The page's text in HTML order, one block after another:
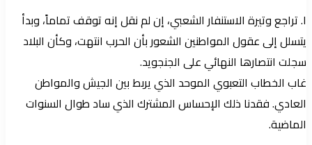
١. تراجع وتيرة الاستنفار الشعبي، إن لم نقل إنه توقف تماماً، وبدأ
يتسلل إلى عقول المواطنين الشعور بأن الحرب انتهت، وكأن البلاد
سجلت انتصارها النهائي على الجنجويد.
غاب الخطاب التعبوي الموحد الذي يربط بين الجيش والمواطن
العادي. فقدنا ذلك الإحساس المشترك الذي ساد طوال السنوات
الماضية.